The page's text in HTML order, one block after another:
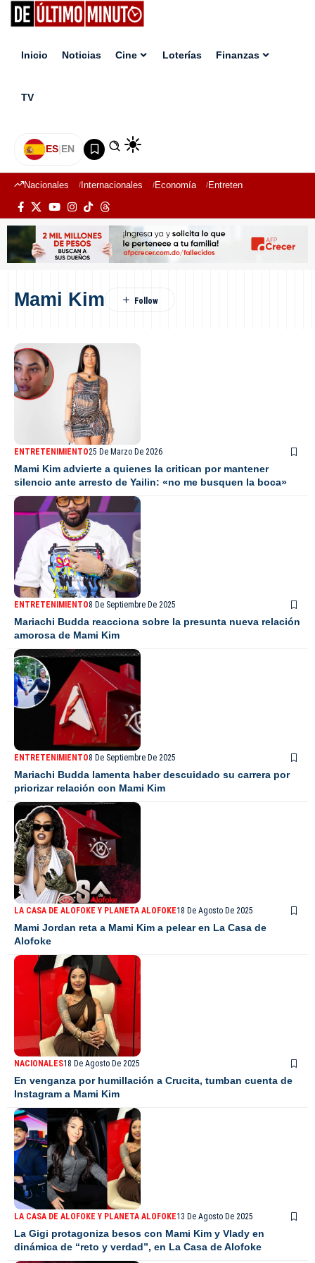
Inicio Noticias Cine Loterías Finanzas
TV
ES|EN
Nacionales Internacionales Economía Entretenimiento
Mami Kim
ENTRETENIMIENTO25 De Marzo De 2026
Mami Kim advierte a quienes la critican por mantener
silencio ante arresto de Yailin: «no me busquen la boca»
ENTRETENIMIENTO8 De Septiembre De 2025
Mariachi Budda reacciona sobre la presunta nueva relación
amorosa de Mami Kim
ENTRETENIMIENTO8 De Septiembre De 2025
Mariachi Budda lamenta haber descuidado su carrera por
priorizar relación con Mami Kim
LA CASA DE ALOFOKE Y PLANETA ALOFOKE18 De Agosto De 2025
Mami Jordan reta a Mami Kim a pelear en La Casa de
Alofoke
NACIONALES18 De Agosto De 2025
En venganza por humillación a Crucita, tumban cuenta de
Instagram a Mami Kim
LA CASA DE ALOFOKE Y PLANETA ALOFOKE13 De Agosto De 2025
La Gigi protagoniza besos con Mami Kim y Vlady en
dinámica de “reto y verdad”, en La Casa de Alofoke